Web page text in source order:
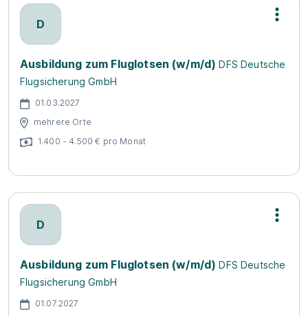
D
Ausbildung zum Fluglotsen (w/m/d) DFS Deutsche
Flugsicherung GmbH
01.03.2027
mehrere Orte
1.400 - 4.500 € pro Monat
D
Ausbildung zum Fluglotsen (w/m/d) DFS Deutsche
Flugsicherung GmbH
01.07.2027